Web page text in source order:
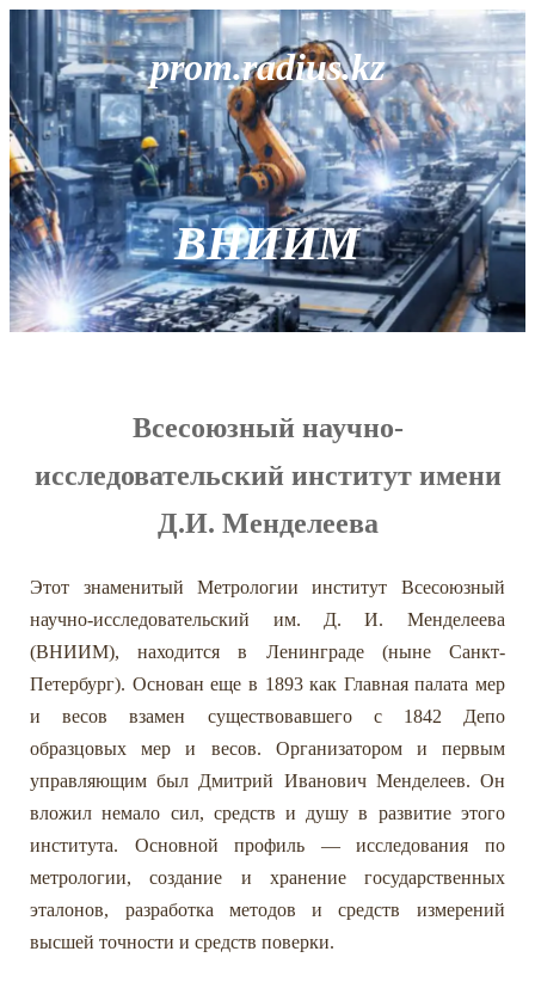
prom.radius.kz
ВНИИМ
Всесоюзный научно-
исследовательский институт имени
Д.И. Менделеева
Этот знаменитый Метрологии институт Всесоюзный
научно-исследовательский им. Д. И. Менделеева
(ВНИИМ), находится в Ленинграде (ныне Санкт-
Петербург). Основан еще в 1893 как Главная палата мер
и весов взамен существовавшего с 1842 Депо
образцовых мер и весов. Организатором и первым
управляющим был Дмитрий Иванович Менделеев. Он
вложил немало сил, средств и душу в развитие этого
института. Основной профиль — исследования по
метрологии, создание и хранение государственных
эталонов, разработка методов и средств измерений
высшей точности и средств поверки.